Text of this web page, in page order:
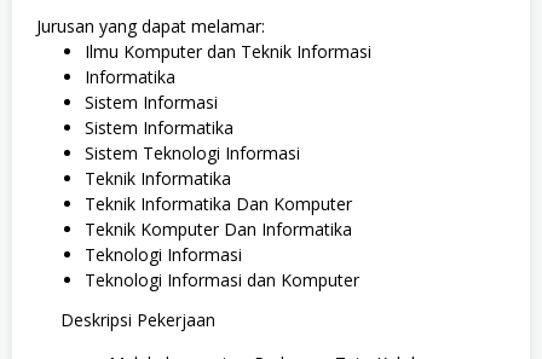
Jurusan yang dapat melamar:
Ilmu Komputer dan Teknik Informasi
Informatika
Sistem Informasi
Sistem Informatika
Sistem Teknologi Informasi
Teknik Informatika
Teknik Informatika Dan Komputer
Teknik Komputer Dan Informatika
Teknologi Informasi
Teknologi Informasi dan Komputer
Deskripsi Pekerjaan